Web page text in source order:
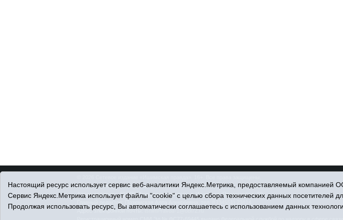
© При использовании материалов ссылка обязательна.
Адрес редакции: 627750 Тюменская область, г. Ишим, ул. Пономарёва, 39.
Адрес электронной почты:IshimPravda-1@obl72.ru
Настоящий ресурс использует сервис веб-аналитики Яндекс.Метрика, предоставляемый
Сервис Яндекс.Метрика использует файлы "cookie" с целью сбора технических данных посетителей
Продолжая использовать ресурс, Вы автоматически соглашаетесь с использованием данных